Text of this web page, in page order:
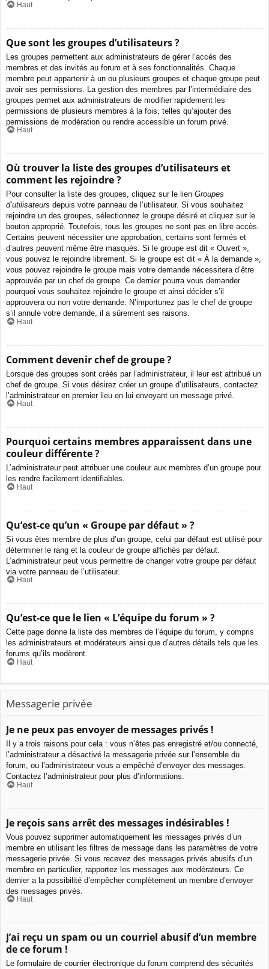
Haut
Que sont les groupes d’utilisateurs ?
Les groupes permettent aux administrateurs de gérer l’accès des
membres et des invités au forum et à ses fonctionnalités. Chaque
membre peut appartenir à un ou plusieurs groupes et chaque groupe peut
avoir ses permissions. La gestion des membres par l’intermédiaire des
groupes permet aux administrateurs de modifier rapidement les
permissions de plusieurs membres à la fois, telles qu’ajouter des
permissions de modération ou rendre accessible un forum privé.
Haut
Où trouver la liste des groupes d’utilisateurs et
comment les rejoindre ?
Pour consulter la liste des groupes, cliquez sur le lien Groupes
d’utilisateurs depuis votre panneau de l’utilisateur. Si vous souhaitez
rejoindre un des groupes, sélectionnez le groupe désiré et cliquez sur le
bouton approprié. Toutefois, tous les groupes ne sont pas en libre accès.
Certains peuvent nécessiter une approbation, certains sont fermés et
d’autres peuvent même être masqués. Si le groupe est dit « Ouvert »,
vous pouvez le rejoindre librement. Si le groupe est dit « À la demande »,
vous pouvez rejoindre le groupe mais votre demande nécessitera d’être
approuvée par un chef de groupe. Ce dernier pourra vous demander
pourquoi vous souhaitez rejoindre le groupe et ainsi décider s’il
approuvera ou non votre demande. N’importunez pas le chef de groupe
s’il annule votre demande, il a sûrement ses raisons.
Haut
Comment devenir chef de groupe ?
Lorsque des groupes sont créés par l’administrateur, il leur est attribué un
chef de groupe. Si vous désirez créer un groupe d’utilisateurs, contactez
l’administrateur en premier lieu en lui envoyant un message privé.
Haut
Pourquoi certains membres apparaissent dans une
couleur différente ?
L’administrateur peut attribuer une couleur aux membres d’un groupe pour
les rendre facilement identifiables.
Haut
Qu’est-ce qu’un « Groupe par défaut » ?
Si vous êtes membre de plus d’un groupe, celui par défaut est utilisé pour
déterminer le rang et la couleur de groupe affichés par défaut.
L’administrateur peut vous permettre de changer votre groupe par défaut
via votre panneau de l’utilisateur.
Haut
Qu’est-ce que le lien « L’équipe du forum » ?
Cette page donne la liste des membres de l’équipe du forum, y compris
les administrateurs et modérateurs ainsi que d’autres détails tels que les
forums qu’ils modèrent.
Haut
Messagerie privée
Je ne peux pas envoyer de messages privés !
Il y a trois raisons pour cela : vous n’êtes pas enregistré et/ou connecté,
l’administrateur a désactivé la messagerie privée sur l’ensemble du
forum, ou l’administrateur vous a empêché d’envoyer des messages.
Contactez l’administrateur pour plus d’informations.
Haut
Je reçois sans arrêt des messages indésirables !
Vous pouvez supprimer automatiquement les messages privés d’un
membre en utilisant les filtres de message dans les paramètres de votre
messagerie privée. Si vous recevez des messages privés abusifs d’un
membre en particulier, rapportez les messages aux modérateurs. Ce
dernier a la possibilité d’empêcher complètement un membre d’envoyer
des messages privés.
Haut
J’ai reçu un spam ou un courriel abusif d’un membre
de ce forum !
Le formulaire de courrier électronique du forum comprend des sécurités